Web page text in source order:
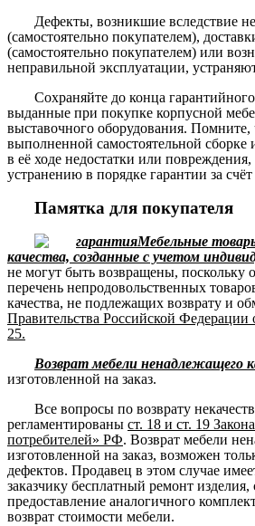
Дефекты, возникшие вследствие
(самостоятельно покупателем),
(самостоятельно покупателем) или
неправильной эксплуатации,
Сохраняйте до конца
выданные при покупке корпусной
выставочного оборудования. Помните,
выполненной самостоятельной
в её ходе недостатки или
устранению в порядке гарантии за
Памятка для покупателя
Мебельные
качества, созданные с учетом
не могут быть возвращены, поскольку
перечень непродовольственных
качества, не подлежащих возврату и
Правительства Российской Федерации
25.
Возврат мебели ненадлежащего
изготовленной на заказ.
Все вопросы по возврату
регламентированы ст. 18 и ст. 19
потребителей» РФ. Возврат мебели
изготовленной на заказ, возможен
дефектов. Продавец в этом случае
заказчику бесплатный ремонт
предоставление аналогичного
возврат стоимости мебели.